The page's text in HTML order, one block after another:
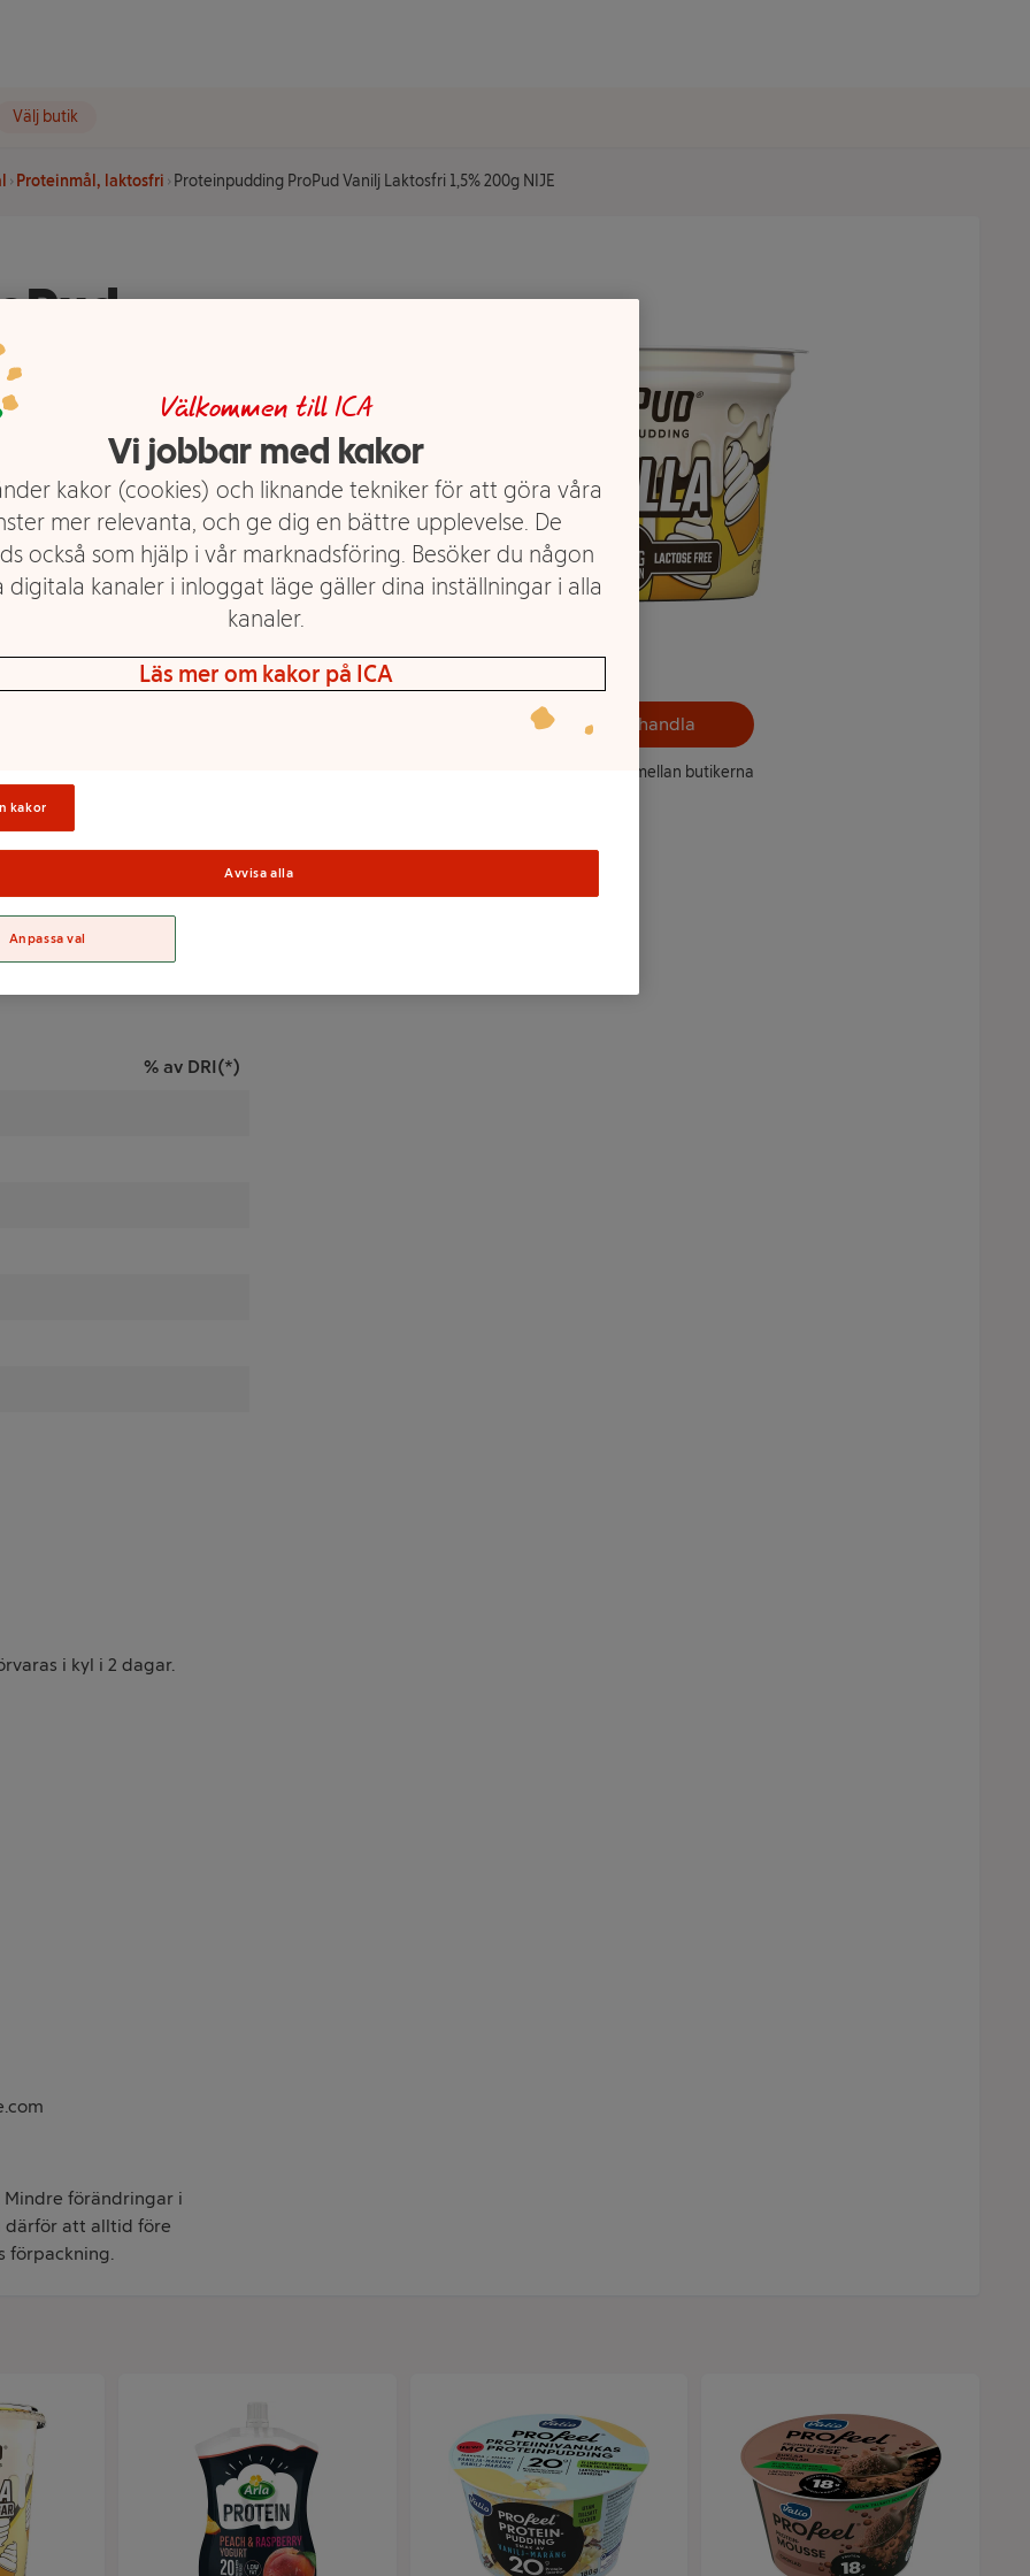
Välj butik
Proteinmål, laktosfri Proteinpudding ProPud Vanilj Laktosfri 1,5% 200g NIJE
200g
pudding med smak av
per burk.
arom,
från stevia),
% av DRI(*)
i kyl i 2 dagar.
förändringar i
därför att alltid före
förpackning.
Välj butik och handla
Sortimentet kan variera mellan butikerna
Välkommen till ICA
Vi jobbar med kakor
kakor (cookies) och liknande tekniker för att göra våra
mer relevanta, och ge dig en bättre upplevelse. De
också som hjälp i vår marknadsföring. Besöker du någon
digitala kanaler i inloggat läge gäller dina inställningar i alla
kanaler.
Läs mer om kakor på ICA
kakor
Avvisa alla
Anpassa val